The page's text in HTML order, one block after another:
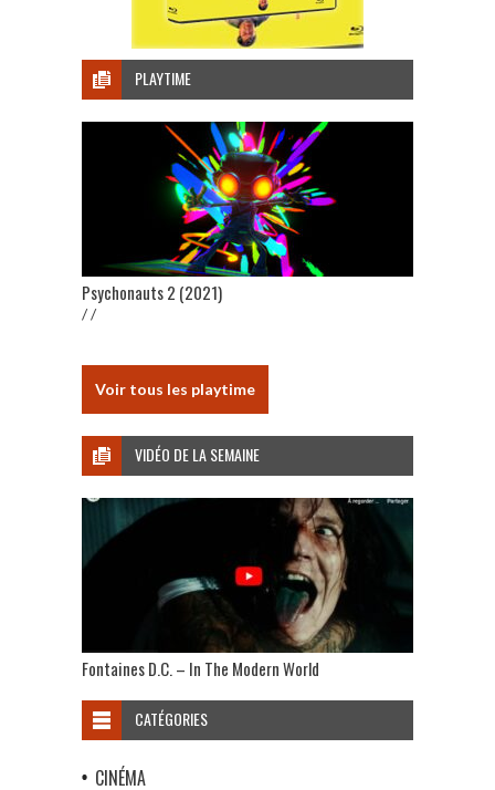
PLAYTIME
Psychonauts 2 (2021)
/ /
Voir tous les playtime
VIDÉO DE LA SEMAINE
Fontaines D.C. – In The Modern World
CATÉGORIES
CINÉMA